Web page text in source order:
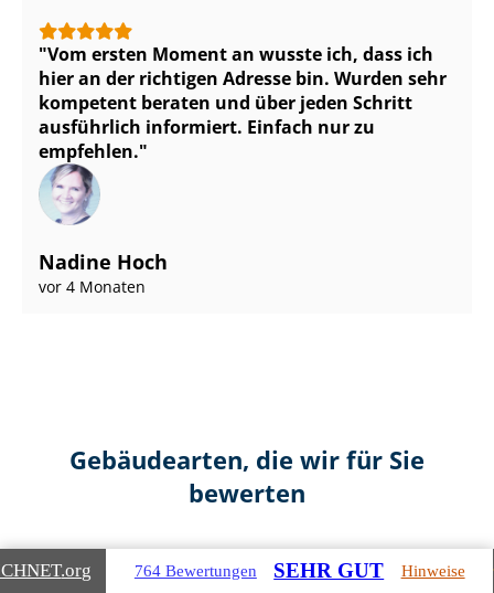
Vom ersten Moment an wusste ich, dass ich
hier an der richtigen Adresse bin. Wurden sehr
kompetent beraten und über jeden Schritt
ausführlich informiert. Einfach nur zu
empfehlen.
Nadine Hoch
vor 4 Monaten
Gebäudearten, die wir für Sie
bewerten
.org 764 Bewertungen SEHR GUT Hinweise